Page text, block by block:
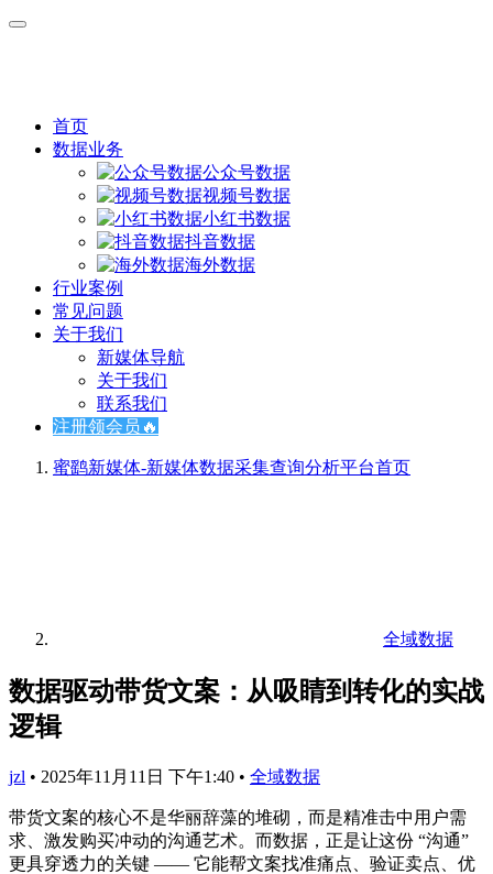
首页
数据业务
公众号数据
视频号数据
小红书数据
抖音数据
海外数据
行业案例
常见问题
关于我们
新媒体导航
关于我们
联系我们
注册领会员🔥
蜜鹞新媒体-新媒体数据采集查询分析平台首页
全域数据
数据驱动带货文案：从吸睛到转化的实战
逻辑
jzl • 2025年11月11日 下午1:40 • 全域数据
带货文案的核心不是华丽辞藻的堆砌，而是精准击中用户需
求、激发购买冲动的沟通艺术。而数据，正是让这份 “沟通”
更具穿透力的关键 —— 它能帮文案找准痛点、验证卖点、优